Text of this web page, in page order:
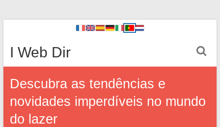
I Web Dir
Descubra as tendências e
novidades imperdíveis no mundo
do lazer